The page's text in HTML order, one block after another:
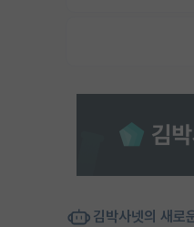
김박사넷의 새로